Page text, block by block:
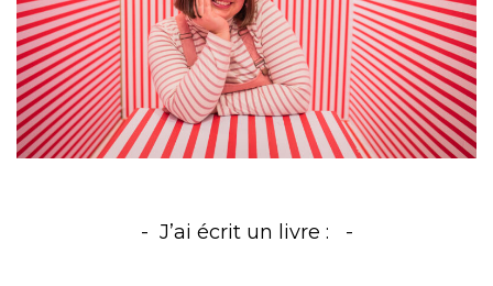
J’ai écrit un livre :